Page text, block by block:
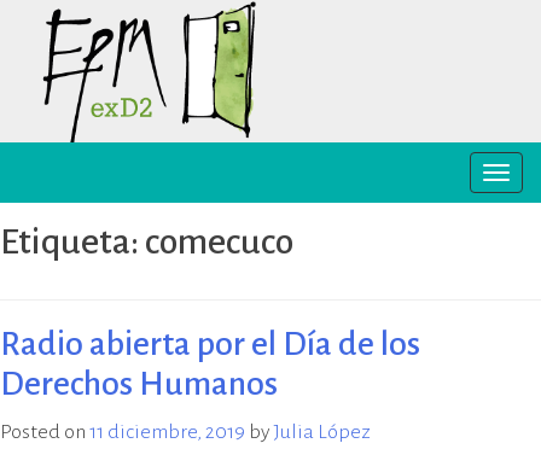
content
Derechos Humanos exD2 (EPM
ex-D2) es un sitio recuperado para
preservación y difusión de la
promoción de los derechos
humanos. Sus instalaciones
de Informaciones de la Policía de
Toggle
Etiqueta: comecuco
Radio abierta por el Día de los
Derechos Humanos
Posted on 11 diciembre, 2019 byJulia López